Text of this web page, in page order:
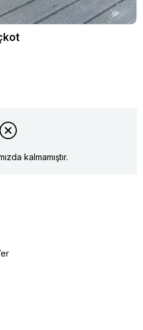
kalmamıştır.